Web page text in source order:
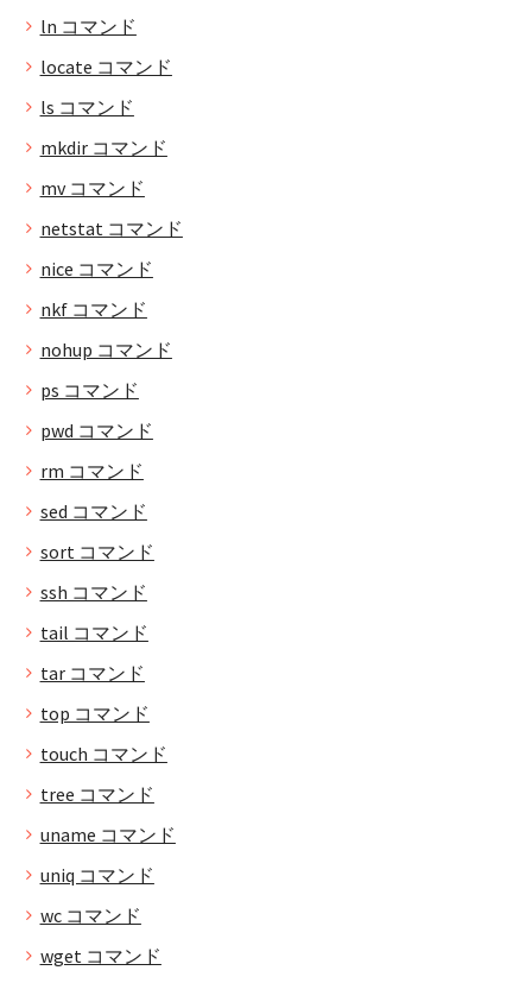
ln コマンド
locate コマンド
ls コマンド
mkdir コマンド
mv コマンド
netstat コマンド
nice コマンド
nkf コマンド
nohup コマンド
ps コマンド
pwd コマンド
rm コマンド
sed コマンド
sort コマンド
ssh コマンド
tail コマンド
tar コマンド
top コマンド
touch コマンド
tree コマンド
uname コマンド
uniq コマンド
wc コマンド
wget コマンド